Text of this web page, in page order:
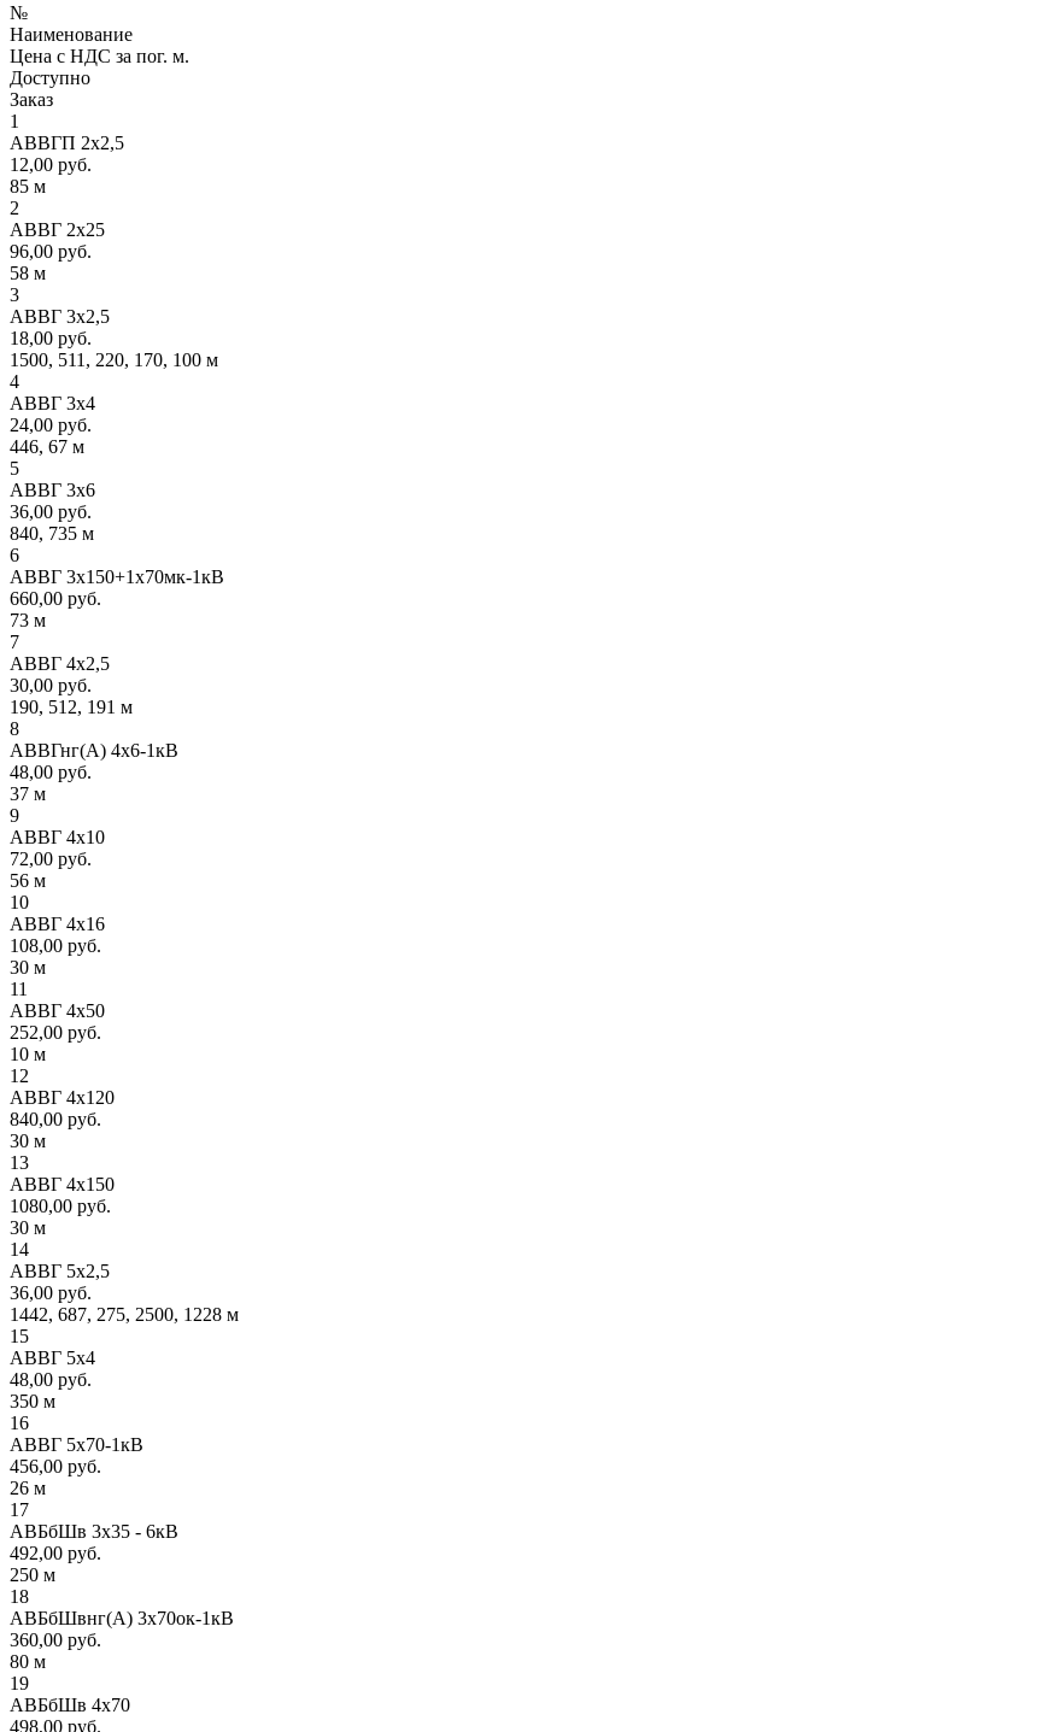
№
Наименование
Цена с НДС за пог. м.
Доступно
Заказ
1
АВВГП 2х2,5
12,00 руб.
85 м
2
АВВГ 2х25
96,00 руб.
58 м
3
АВВГ 3х2,5
18,00 руб.
1500, 511, 220, 170, 100 м
4
АВВГ 3х4
24,00 руб.
446, 67 м
5
АВВГ 3х6
36,00 руб.
840, 735 м
6
АВВГ 3х150+1х70мк-1кВ
660,00 руб.
73 м
7
АВВГ 4х2,5
30,00 руб.
190, 512, 191 м
8
АВВГнг(А) 4х6-1кВ
48,00 руб.
37 м
9
АВВГ 4х10
72,00 руб.
56 м
10
АВВГ 4х16
108,00 руб.
30 м
11
АВВГ 4х50
252,00 руб.
10 м
12
АВВГ 4х120
840,00 руб.
30 м
13
АВВГ 4х150
1080,00 руб.
30 м
14
АВВГ 5х2,5
36,00 руб.
1442, 687, 275, 2500, 1228 м
15
АВВГ 5х4
48,00 руб.
350 м
16
АВВГ 5х70-1кВ
456,00 руб.
26 м
17
АВБбШв 3х35 - 6кВ
492,00 руб.
250 м
18
АВБбШвнг(А) 3х70ок-1кВ
360,00 руб.
80 м
19
АВБбШв 4х70
498,00 руб.